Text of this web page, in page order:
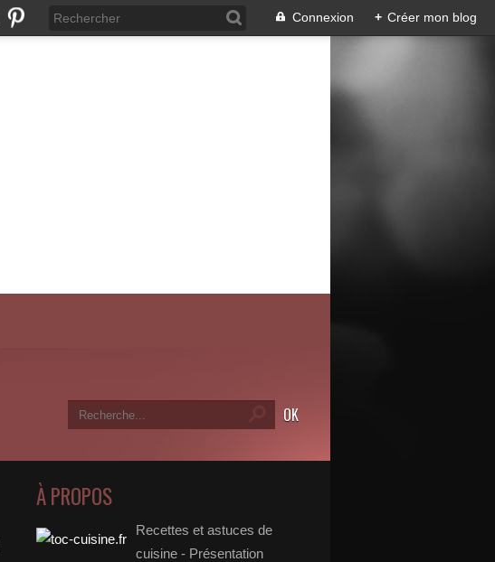
Connexion + Créer mon blog
À PROPOS
Recettes et astuces de
cuisine - Présentation